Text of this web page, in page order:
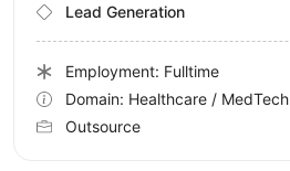
Lead Generation
Employment: Fulltime
Domain: Healthcare / MedTech
Outsource